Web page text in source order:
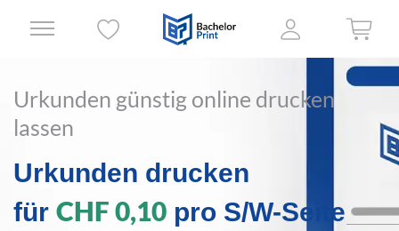
Urkunden günstig online drucken
lassen
Urkunden drucken
für CHF 0,10 pro S/W-Seite